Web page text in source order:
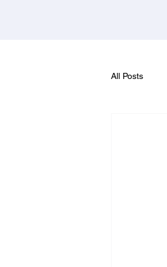
All Posts